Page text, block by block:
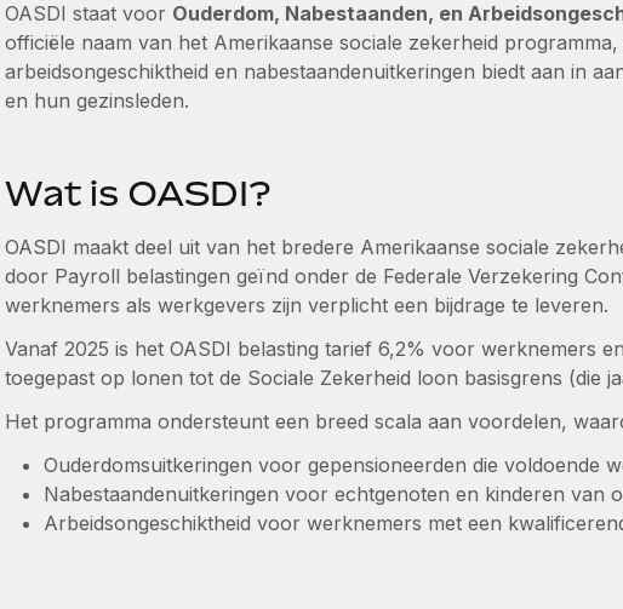
OASDI staat voor Ouderdom, Nabestaanden, en
officiële naam van het Amerikaanse sociale zekerheid
arbeidsongeschiktheid en nabestaandenuitkeringen biedt aan in
en hun gezinsleden.
Wat is OASDI?
OASDI maakt deel uit van het bredere Amerikaanse sociale
door Payroll belastingen geïnd onder de Federale Verzekering
werknemers als werkgevers zijn verplicht een bijdrage te leveren.
Vanaf 2025 is het OASDI belasting tarief 6,2% voor werknemers
toegepast op lonen tot de Sociale Zekerheid loon basisgrens (die
Het programma ondersteunt een breed scala aan voordelen,
Ouderdomsuitkeringen voor gepensioneerden die voldoende
Nabestaandenuitkeringen voor echtgenoten en kinderen van
Arbeidsongeschiktheid voor werknemers met een